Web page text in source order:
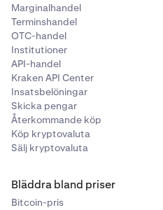
Marginalhandel
Terminshandel
OTC-handel
Institutioner
API-handel
Kraken API Center
Insatsbelöningar
Skicka pengar
Återkommande köp
Köp kryptovaluta
Sälj kryptovaluta
Bläddra bland priser
Bitcoin-pris